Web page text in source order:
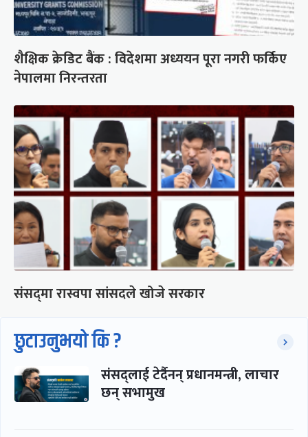
शैक्षिक क्रेडिट बैंक : विदेशमा अध्ययन पूरा नगरी फर्किए
नेपालमा निरन्तरता
संसद्‍मा रास्वपा सांसदले खोजे सरकार
छुटाउनुभयो कि ?
संसद्लाई टेर्दैनन् प्रधानमन्त्री, लाचार
छन् सभामुख